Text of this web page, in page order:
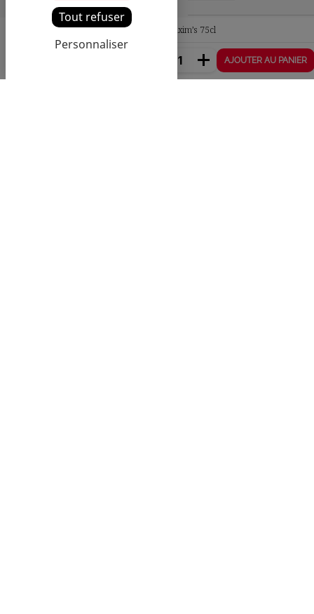
Tout refuser
Personnaliser
AJOUTER AU PANIER
Avis vérifié
Emballage au top c'est
Chardonnay Maxim’s 75cl